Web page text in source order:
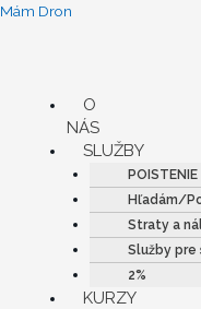
Preskočiť
Mám Dron
Menu
O
NÁS
SLUŽBY
POISTENIE
Hľadám/
Straty a
Služby pre
2%
KURZY